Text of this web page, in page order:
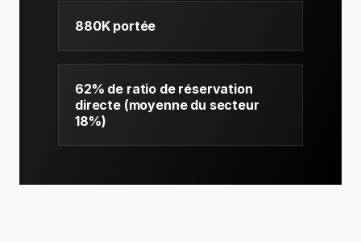
880K portée
62% de ratio de réservation
directe (moyenne du secteur
18%)